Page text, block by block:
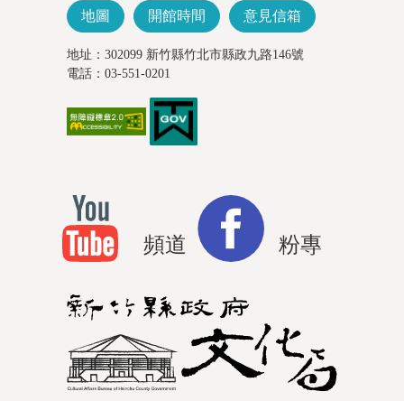
地圖 開館時間 意見信箱
地址：302099 新竹縣竹北市縣政九路146號
電話：03-551-0201
頻道 粉專